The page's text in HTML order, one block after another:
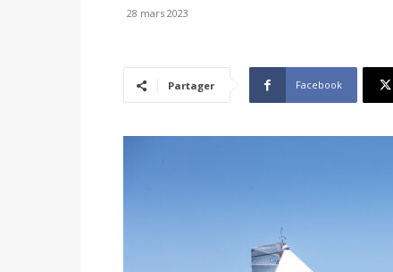
28 mars 2023
Partager Facebook